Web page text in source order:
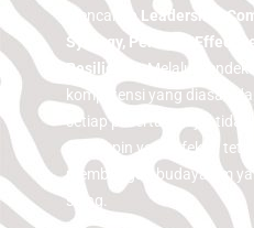
mencakupLeadership,
Synergy, Personal
Resilience . Melalui
kompetensi yang diasah
setiap peserta belajar tidak
pemimpin yang efektif,
membangun budaya tim
saing.